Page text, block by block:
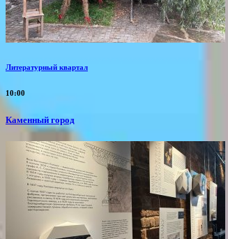
Литературный квартал
10:00
Каменный город